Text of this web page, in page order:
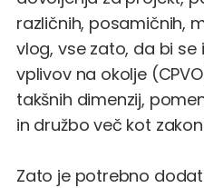
različnih, posamičnih,
vlog, vse zato, da bi
vplivov na okolje
takšnih dimenzij,
in družbo več kot
Zato je potrebno